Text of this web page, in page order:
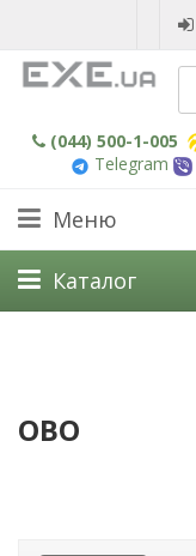
(044) 500-1-005
Telegram
Меню
Каталог
OBO